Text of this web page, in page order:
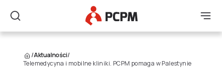
Szukaj
Główne Logo
/Aktualności/
Telemedycyna i mobilne kliniki. PCPM pomaga w Palestynie